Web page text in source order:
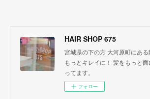
HAIR SHOP 675
宮城県の下の方 大河原町にあ
もっとキレイに！ 髪をもっと
ってます。
フォロー